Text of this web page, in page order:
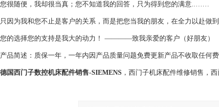
您很随便，我却很当真；您不知道我的回答，只为得到您的满意..……
只因为我和您不止是客户的关系，而是把您当我的朋友，在全力以赴做
您的选择您的支持是我大的动力！ ————致我亲爱的客户（好朋友）
产品简述：质保一年，一年内因产品质量问题免费更新产品不收取任何
德国西门子数控机床配件销售-SIEMENS ，西门子机床配件维修销售，